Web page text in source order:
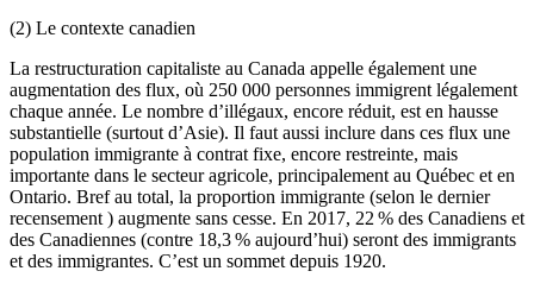
(2) Le contexte canadien
La restructuration capitaliste au Canada appelle également une
augmentation des flux, où 250 000 personnes immigrent légalement
chaque année. Le nombre d’illégaux, encore réduit, est en hausse
substantielle (surtout d’Asie). Il faut aussi inclure dans ces flux une
population immigrante à contrat fixe, encore restreinte, mais
importante dans le secteur agricole, principalement au Québec et en
Ontario. Bref au total, la proportion immigrante (selon le dernier
recensement ) augmente sans cesse. En 2017, 22 % des Canadiens et
des Canadiennes (contre 18,3 % aujourd’hui) seront des immigrants
et des immigrantes. C’est un sommet depuis 1920.